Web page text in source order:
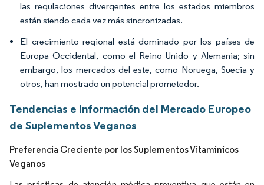
las regulaciones divergentes entre los estados miembros
están siendo cada vez más sincronizadas.
El crecimiento regional está dominado por los países de
Europa Occidental, como el Reino Unido y Alemania; sin
embargo, los mercados del este, como Noruega, Suecia y
otros, han mostrado un potencial prometedor.
Tendencias e Información del Mercado Europeo
de Suplementos Veganos
Preferencia Creciente por los Suplementos Vitamínicos
Veganos